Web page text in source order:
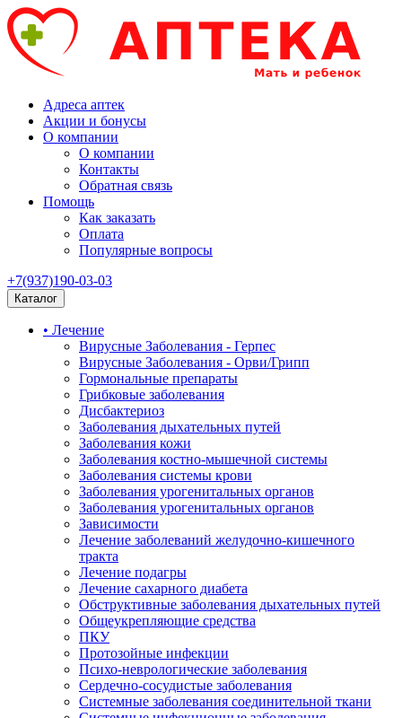
Адреса аптек
Акции и бонусы
О компании
О компании
Контакты
Обратная связь
Помощь
Как заказать
Оплата
Популярные вопросы
+7(937)190-03-03
Каталог
• Лечение
Вирусные Заболевания - Герпес
Вирусные Заболевания - Орви/Грипп
Гормональные препараты
Грибковые заболевания
Дисбактериоз
Заболевания дыхательных путей
Заболевания кожи
Заболевания костно-мышечной системы
Заболевания системы крови
Заболевания урогенитальных органов
Заболевания урогенитальных органов
Зависимости
Лечение заболеваний желудочно-кишечного
тракта
Лечение подагры
Лечение сахарного диабета
Обструктивные заболевания дыхательных путей
Общеукрепляющие средства
ПКУ
Протозойные инфекции
Психо-неврологические заболевания
Сердечно-сосудистые заболевания
Системные заболевания соединительной ткани